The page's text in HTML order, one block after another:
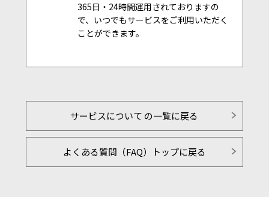
365日・24時間運用されておりますの
で、いつでもサービスをご利用いただく
ことができます。
サービスについて の一覧に戻る
よくある質問（FAQ）トップに戻る